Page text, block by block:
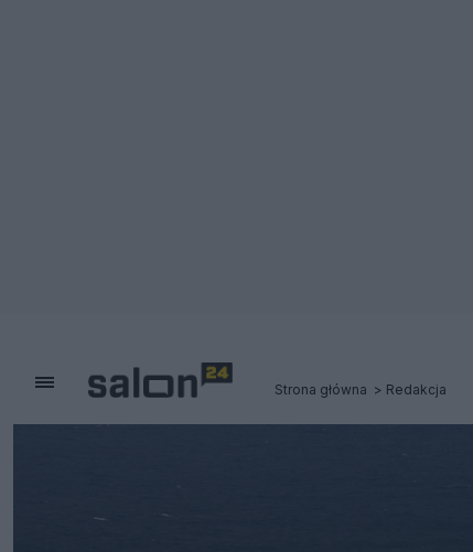
Strona główna Redakcja